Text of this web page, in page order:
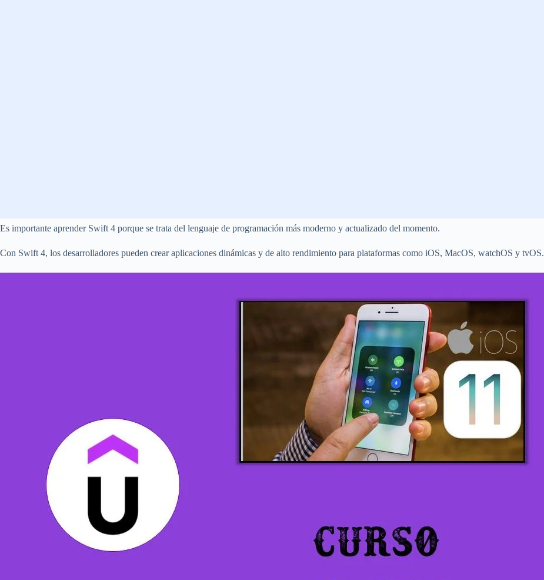
Es importante aprender Swift 4 porque se trata del lenguaje de programación más moderno y actualizado del momento.
Con Swift 4, los desarrolladores pueden crear aplicaciones dinámicas y de alto rendimiento para plataformas como iOS, MacOS, watchOS y tvOS.